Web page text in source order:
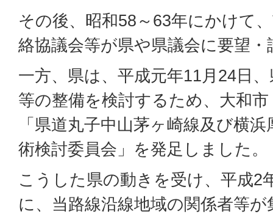
その後、昭和58～63年にかけて
絡協議会等が県や県議会に要望
一方、県は、平成元年11月24日
等の整備を検討するため、大和
「県道丸子中山茅ヶ崎線及び横
術検討委員会」を発足しました。
こうした県の動きを受け、平成2
に、当路線沿線地域の関係者等